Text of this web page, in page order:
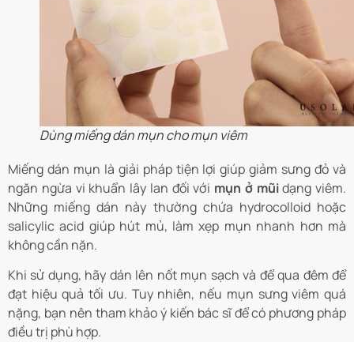
Dùng miếng dán mụn cho mụn viêm
Miếng dán mụn là giải pháp tiện lợi giúp giảm sưng đỏ và
ngăn ngừa vi khuẩn lây lan đối với mụn ở mũidạng viêm.
Những miếng dán này thường chứa hydrocolloid hoặc
salicylic acid giúp hút mủ, làm xẹp mụn nhanh hơn mà
không cần nặn.
Khi sử dụng, hãy dán lên nốt mụn sạch và để qua đêm để
đạt hiệu quả tối ưu. Tuy nhiên, nếu mụn sưng viêm quá
nặng, bạn nên tham khảo ý kiến bác sĩ để có phương pháp
điều trị phù hợp.